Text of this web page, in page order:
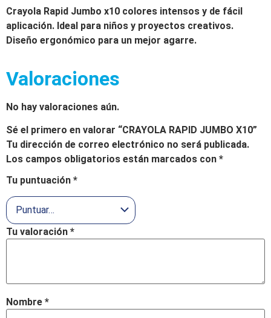
Crayola Rapid Jumbo x10 colores intensos y de fácil
aplicación. Ideal para niños y proyectos creativos.
Diseño ergonómico para un mejor agarre.
Valoraciones
No hay valoraciones aún.
Sé el primero en valorar “CRAYOLA RAPID JUMBO X10”
Tu dirección de correo electrónico no será publicada.
Los campos obligatorios están marcados con *
Tu puntuación *
Tu valoración *
Nombre *